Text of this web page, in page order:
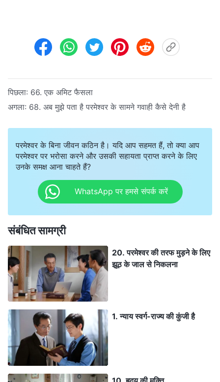
पिछला: 66. एक अमिट फैसला
अगला: 68. अब मुझे पता है परमेश्वर के सामने गवाही कैसे देनी है
परमेश्वर के बिना जीवन कठिन है। यदि आप सहमत हैं, तो क्या आप
परमेश्वर पर भरोसा करने और उसकी सहायता प्राप्त करने के लिए
उनके समक्ष आना चाहते हैं?
WhatsApp पर हमसे संपर्क करें
संबंधित सामग्री
20. परमेश्वर की तरफ मुड़ने के लिए
झूठ के जाल से निकलना
1. न्याय स्वर्ग-राज्य की कुंजी है